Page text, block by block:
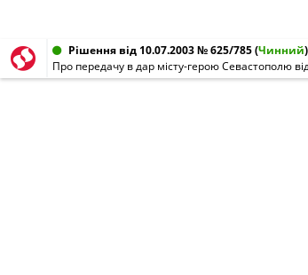
Рішення від 10.07.2003 № 625/785(Чинний)
Про передачу в дар місту-герою Севастополю